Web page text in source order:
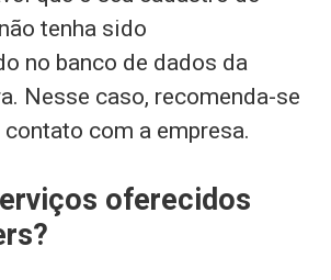
tenha sido
no banco de dados da
Nesse caso, recomenda-se
com a empresa.
oferecidos